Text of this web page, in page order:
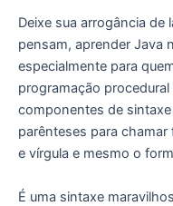
Deixe sua arrogância
pensam, aprender Java
especialmente para
programação
componentes de
parênteses para
e vírgula e mesmo o
É uma sintaxe